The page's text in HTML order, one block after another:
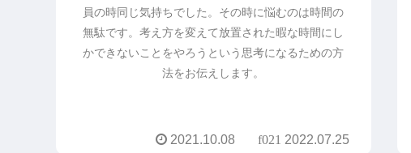
員の時同じ気持ちでした。その時に悩むのは時間の
無駄です。考え方を変えて放置された暇な時間にし
かできないことをやろうという思考になるための方
法をお伝えします。
2021.10.08 2022.07.25